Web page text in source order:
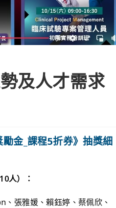
及人才需求
勵金_課程5折券》抽獎細
人）：
張雅媛、賴鈺婷、蔡佩欣、